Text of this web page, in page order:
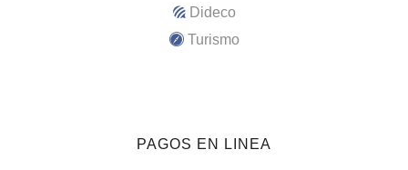
Dideco
Turismo
PAGOS EN LINEA